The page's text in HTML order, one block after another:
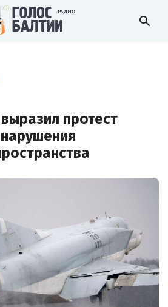
search
протест